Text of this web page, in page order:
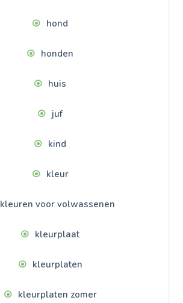
hond
honden
huis
juf
kind
kleur
kleuren voor volwassenen
kleurplaat
kleurplaten
kleurplaten zomer